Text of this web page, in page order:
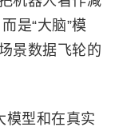
是“大脑”模
景数据飞轮的
模型和在真实